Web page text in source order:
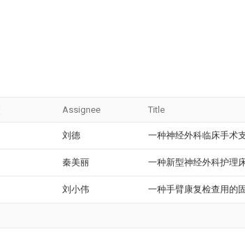
Assignee Title
刘德 一种神经外科临床手术
秦美丽 一种新型神经外科护理
刘小伟 一种手臂康复检查用的